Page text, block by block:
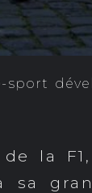
sport
la
sa